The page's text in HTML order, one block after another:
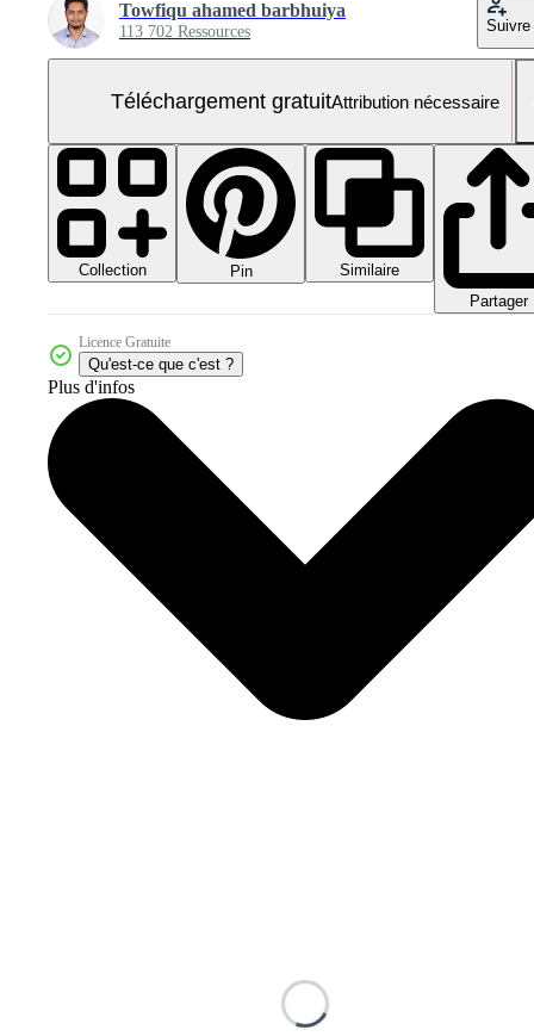
Towfiqu ahamed barbhuiya
113 702 Ressources Suivre
Téléchargement gratuitAttribution nécessaire
Collection Pin
Similaire
Partager
Licence Gratuite
Qu'est-ce que c'est ?
Plus d'infos